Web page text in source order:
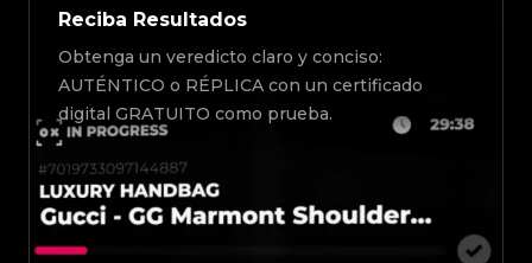
Reciba Resultados
Obtenga un veredicto claro y conciso:
AUTÉNTICO o RÉPLICA con un certificado
digital GRATUITO como prueba.